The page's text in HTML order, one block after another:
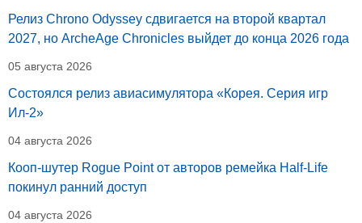
Релиз Chrono Odyssey сдвигается на второй квартал
2027, но ArcheAge Chronicles выйдет до конца 2026 года
05 августа 2026
Состоялся релиз авиасимулятора «Корея. Серия игр
Ил-2»
04 августа 2026
Кооп-шутер Rogue Point от авторов ремейка Half-Life
покинул ранний доступ
04 августа 2026